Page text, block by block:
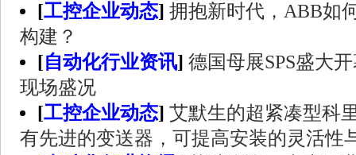
[工控企业动态] 拥抱新时代，ABB如
构建？
[自动化行业资讯] 德国母展SPS盛大
现场盛况
[工控企业动态] 艾默生的超紧凑型科
有先进的变送器，可提高安装的灵活性